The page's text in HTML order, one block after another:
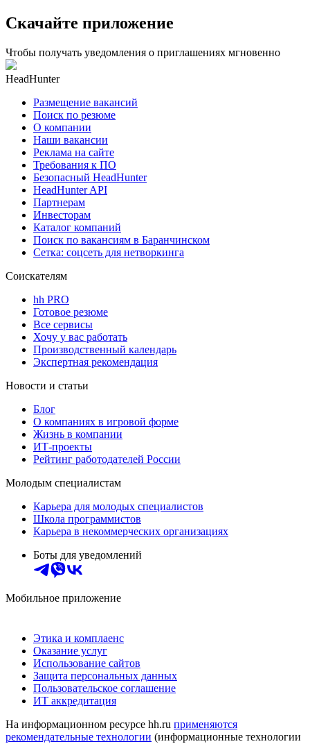
Скачайте приложение
Чтобы получать уведомления о приглашениях мгновенно
HeadHunter
Размещение вакансий
Поиск по резюме
О компании
Наши вакансии
Реклама на сайте
Требования к ПО
Безопасный HeadHunter
HeadHunter API
Партнерам
Инвесторам
Каталог компаний
Поиск по вакансиям в Баранчинском
Сетка: соцсеть для нетворкинга
Соискателям
hh PRO
Готовое резюме
Все сервисы
Хочу у вас работать
Производственный календарь
Экспертная рекомендация
Новости и статьи
Блог
О компаниях в игровой форме
Жизнь в компании
ИТ-проекты
Рейтинг работодателей России
Молодым специалистам
Карьера для молодых специалистов
Школа программистов
Карьера в некоммерческих организациях
Боты для уведомлений
Мобильное приложение
Этика и комплаенс
Оказание услуг
Использование сайтов
Защита персональных данных
Пользовательское соглашение
ИТ аккредитация
На информационном ресурсе hh.ru применяются
рекомендательные технологии (информационные технологии